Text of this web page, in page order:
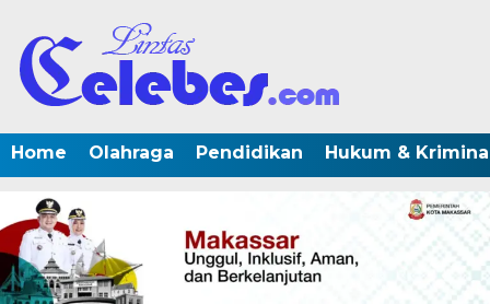
Home Olahraga Pendidikan Hukum &